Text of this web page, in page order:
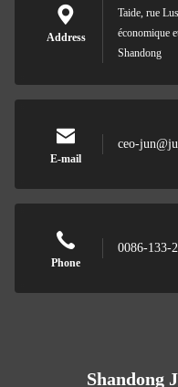
Address
Taide, rue
économique
Shandong
E-mail
ceo-
Phone
0086-133-
Shandong